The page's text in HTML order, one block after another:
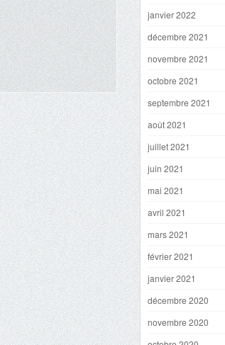
janvier 2022
décembre 2021
novembre 2021
octobre 2021
septembre 2021
août 2021
juillet 2021
juin 2021
mai 2021
avril 2021
mars 2021
février 2021
janvier 2021
décembre 2020
novembre 2020